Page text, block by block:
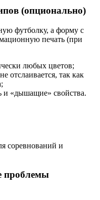
(опционально)
футболку, а форму с
печать (при
любых цветов;
отслаивается, так как
и «дышащие» свойства.
соревнований и
проблемы